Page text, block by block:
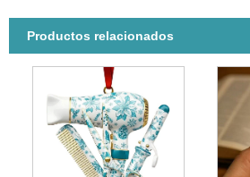
Productos relacionados